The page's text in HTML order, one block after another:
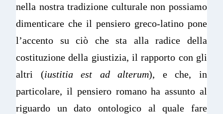
nella nostra tradizione culturale non possiamo
dimenticare che il pensiero greco-latino pone
l’accento su ciò che sta alla radice della
costituzione della giustizia, il rapporto con gli
altri (iustitia est ad alterum), e che, in
particolare, il pensiero romano ha assunto al
riguardo un dato ontologico al quale fare